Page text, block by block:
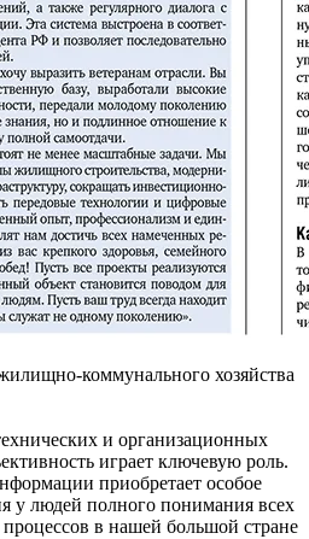
коммунального хозяйства
и организационных
играет ключевую роль.
приобретает особое
у людей полного понимания всех
в нашей большой стране